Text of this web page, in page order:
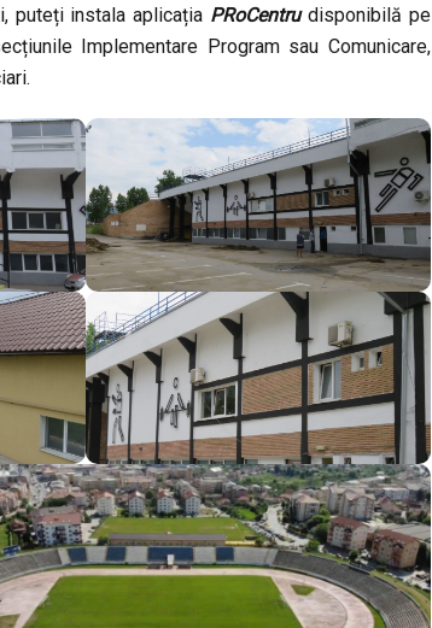
puteți instala aplicația PRoCentrudisponibilă pe
Implementare Program sau Comunicare,